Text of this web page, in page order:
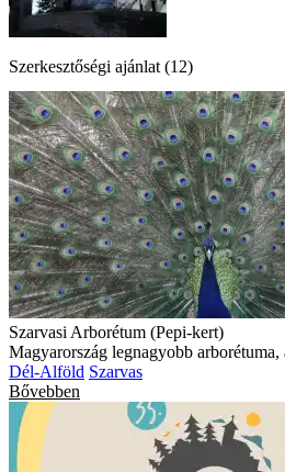
Szerkesztőségi ajánlat (12)
Szarvasi Arborétum (Pepi-kert)
Magyarország legnagyobb
Dél-Alföld Szarvas
Bővebben